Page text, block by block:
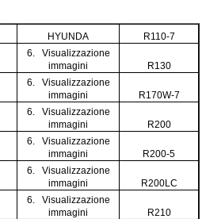
HYUNDA R110-7
6. Visualizzazione
immagini
R130
6. Visualizzazione
immagini
R170W-7
6. Visualizzazione
immagini
R200
6. Visualizzazione
immagini
R200-5
6. Visualizzazione
immagini
R200LC
6. Visualizzazione
immagini
R210